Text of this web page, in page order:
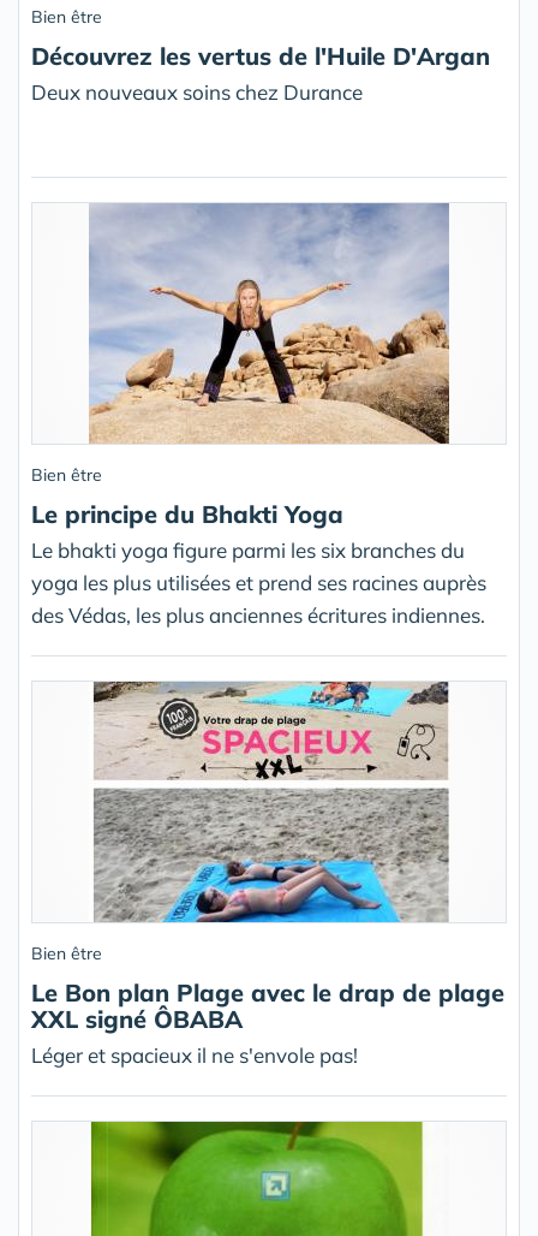
Bien être
Découvrez les vertus de l'Huile D'Argan
Deux nouveaux soins chez Durance
Bien être
Le principe du Bhakti Yoga
Le bhakti yoga figure parmi les six branches du
yoga les plus utilisées et prend ses racines auprès
des Védas, les plus anciennes écritures indiennes.
Bien être
Le Bon plan Plage avec le drap de plage
XXL signé ÔBABA
Léger et spacieux il ne s'envole pas!